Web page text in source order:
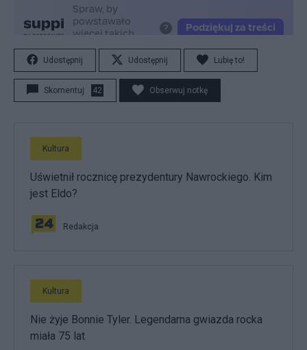
Udostępnij Udostępnij Lubię to!
Skomentuj 42 Obserwuj notkę
Kultura
Uświetnił rocznicę prezydentury Nawrockiego. Kim
jest Eldo?
Redakcja
Kultura
Nie żyje Bonnie Tyler. Legendarna gwiazda rocka
miała 75 lat